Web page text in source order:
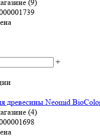
(9)
+
древесины Neomid
(4)